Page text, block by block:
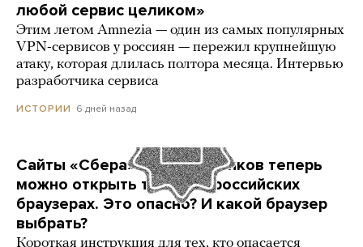
любой сервис целиком»
Этим летом Amnezia — один из самых популярных
VPN-сервисов у россиян — пережил крупнейшую
атаку, которая длилась полтора месяца. Интервью
разработчика сервиса
ИСТОРИИ 6 дней назад
Сайты «Сбера» и других банков теперь
можно открыть только в российских
браузерах. Это опасно? И какой браузер
выбрать?
Короткая инструкция для тех, кто опасается